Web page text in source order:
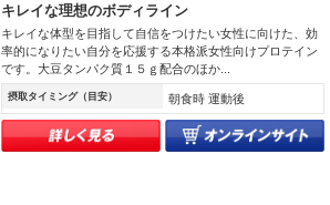
キレイな理想のボディライン
キレイな体型を目指して自信をつけたい女性に向けた、効
率的になりたい自分を応援する本格派女性向けプロテイン
です。大豆タンパク質１５ｇ配合のほか...
摂取タイミング（目安） 朝食時 運動後